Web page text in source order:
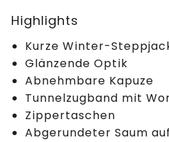
Highlights
Kurze Winter-
Glänzende Optik
Abnehmbare Kapuze
Tunnelzugband mit
Zippertaschen
Abgerundeter Saum